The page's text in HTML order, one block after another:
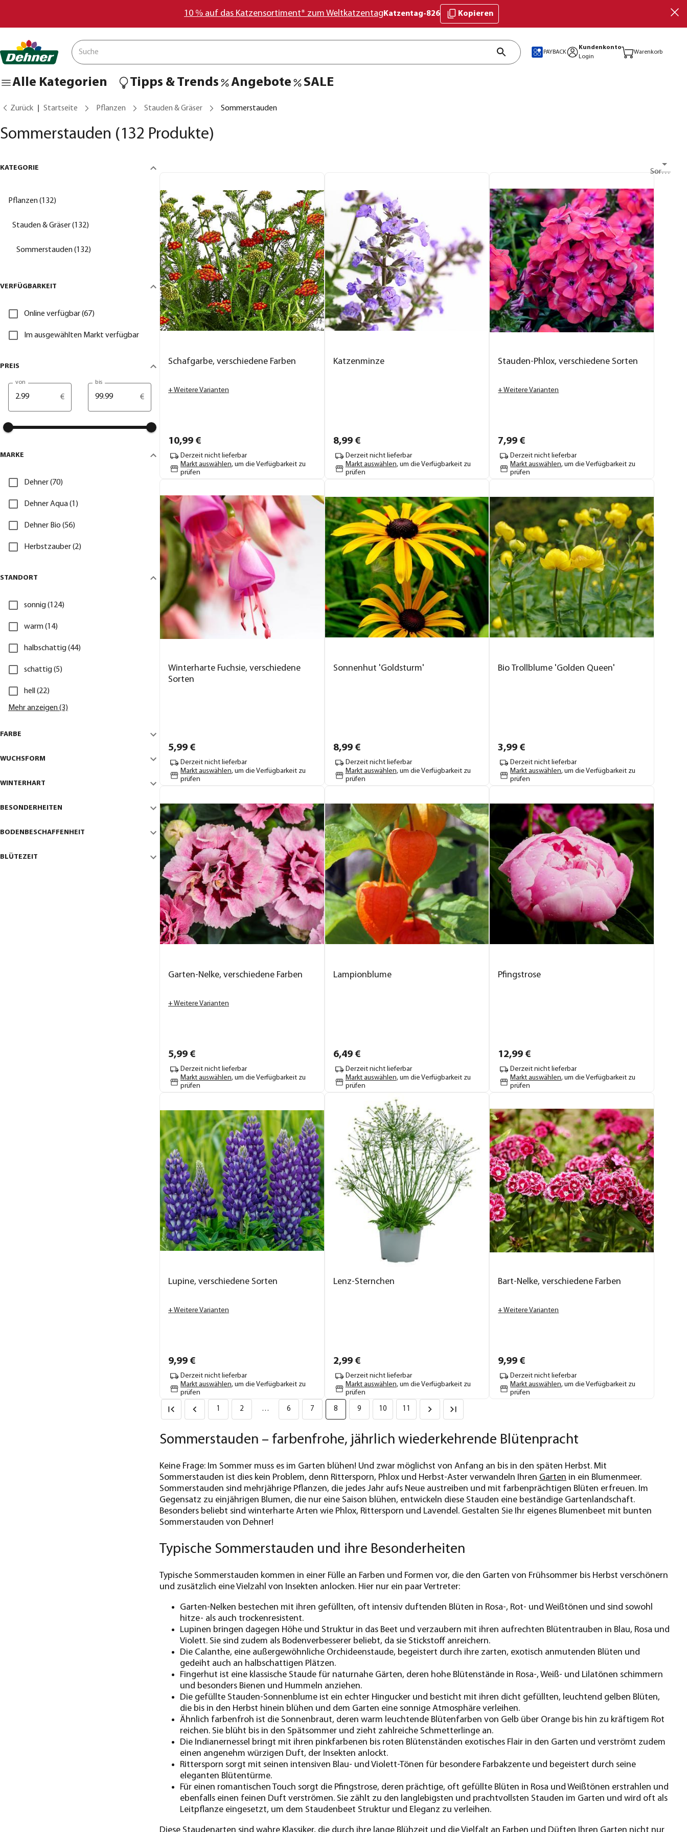
10 % auf das Katzensortiment* zum Weltkatzentag Katzentag-826 Kopieren
PAYBACK
Kundenkonto
Login
Warenkorb
Alle Kategorien Tipps & Trends Angebote SALE
Zurück Startseite Pflanzen Stauden & Gräser Sommerstauden
Sommerstauden (132 Produkte)
KATEGORIE
Pflanzen (132)
Stauden & Gräser (132)
Sommerstauden (132)
VERFÜGBARKEIT
Online verfügbar (67)
Im ausgewählten Markt verfügbar
PREIS
von
€
bis
€
MARKE
Dehner (70)
Dehner Aqua (1)
Dehner Bio (56)
Herbstzauber (2)
STANDORT
sonnig (124)
warm (14)
halbschattig (44)
schattig (5)
hell (22)
Mehr anzeigen (3)
FARBE
WUCHSFORM
WINTERHART
BESONDERHEITEN
BODENBESCHAFFENHEIT
BLÜTEZEIT
Sortieren nach
Schafgarbe, verschiedene Farben
+ Weitere Varianten
10,99 €
Derzeit nicht lieferbar
Markt auswählen, um die Verfügbarkeit zu
prüfen
Katzenminze
8,99€
Derzeit nicht lieferbar
Markt auswählen, um die Verfügbarkeit zu
prüfen
Stauden-Phlox, verschiedene Sorten
+ Weitere Varianten
7,99 €
Derzeit nicht lieferbar
Markt auswählen, um die Verfügbarkeit zu
prüfen
Winterharte Fuchsie, verschiedene
Sorten
5,99 €
Derzeit nicht lieferbar
Markt auswählen, um die Verfügbarkeit zu
prüfen
Sonnenhut 'Goldsturm'
8,99€
Derzeit nicht lieferbar
Markt auswählen, um die Verfügbarkeit zu
prüfen
Bio Trollblume 'Golden Queen'
3,99 €
Derzeit nicht lieferbar
Markt auswählen, um die Verfügbarkeit zu
prüfen
Garten-Nelke, verschiedene Farben
+ Weitere Varianten
5,99 €
Derzeit nicht lieferbar
Markt auswählen, um die Verfügbarkeit zu
prüfen
Lampionblume
6,49€
Derzeit nicht lieferbar
Markt auswählen, um die Verfügbarkeit zu
prüfen
Pfingstrose
12,99 €
Derzeit nicht lieferbar
Markt auswählen, um die Verfügbarkeit zu
prüfen
Lupine, verschiedene Sorten
+ Weitere Varianten
9,99 €
Derzeit nicht lieferbar
Markt auswählen, um die Verfügbarkeit zu
prüfen
Lenz-Sternchen
2,99€
Derzeit nicht lieferbar
Markt auswählen, um die Verfügbarkeit zu
prüfen
Bart-Nelke, verschiedene Farben
+ Weitere Varianten
9,99 €
Derzeit nicht lieferbar
Markt auswählen, um die Verfügbarkeit zu
prüfen
1 2 … 6 7 8 9 10 11
Sommerstauden – farbenfrohe, jährlich wiederkehrende Blütenpracht
Keine Frage: Im Sommer muss es im Garten blühen! Und zwar möglichst von Anfang an bis in den späten Herbst. Mit
Sommerstauden ist dies kein Problem, denn Rittersporn, Phlox und Herbst-Aster verwandeln Ihren Garten in ein Blumenmeer.
Sommerstauden sind mehrjährige Pflanzen, die jedes Jahr aufs Neue austreiben und mit farbenprächtigen Blüten erfreuen. Im
Gegensatz zu einjährigen Blumen, die nur eine Saison blühen, entwickeln diese Stauden eine beständige Gartenlandschaft.
Besonders beliebt sind winterharte Arten wie Phlox, Rittersporn und Lavendel. Gestalten Sie Ihr eigenes Blumenbeet mit bunten
Sommerstauden von Dehner!
Typische Sommerstauden und ihre Besonderheiten
Typische Sommerstauden kommen in einer Fülle an Farben und Formen vor, die den Garten von Frühsommer bis Herbst verschönern
und zusätzlich eine Vielzahl von Insekten anlocken. Hier nur ein paar Vertreter:
Garten-Nelken bestechen mit ihren gefüllten, oft intensiv duftenden Blüten in Rosa-, Rot- und Weißtönen und sind sowohl
hitze- als auch trockenresistent.
Lupinen bringen dagegen Höhe und Struktur in das Beet und verzaubern mit ihren aufrechten Blütentrauben in Blau, Rosa und
Violett. Sie sind zudem als Bodenverbesserer beliebt, da sie Stickstoff anreichern.
Die Calanthe, eine außergewöhnliche Orchideenstaude, begeistert durch ihre zarten, exotisch anmutenden Blüten und
gedeiht auch an halbschattigen Plätzen.
Fingerhut ist eine klassische Staude für naturnahe Gärten, deren hohe Blütenstände in Rosa-, Weiß- und Lilatönen schimmern
und besonders Bienen und Hummeln anziehen.
Die gefüllte Stauden-Sonnenblume ist ein echter Hingucker und besticht mit ihren dicht gefüllten, leuchtend gelben Blüten,
die bis in den Herbst hinein blühen und dem Garten eine sonnige Atmosphäre verleihen.
Ähnlich farbenfroh ist die Sonnenbraut, deren warm leuchtende Blütenfarben von Gelb über Orange bis hin zu kräftigem Rot
reichen. Sie blüht bis in den Spätsommer und zieht zahlreiche Schmetterlinge an.
Die Indianernessel bringt mit ihren pinkfarbenen bis roten Blütenständen exotisches Flair in den Garten und verströmt zudem
einen angenehm würzigen Duft, der Insekten anlockt.
Rittersporn sorgt mit seinen intensiven Blau- und Violett-Tönen für besondere Farbakzente und begeistert durch seine
eleganten Blütentürme.
Für einen romantischen Touch sorgt die Pfingstrose, deren prächtige, oft gefüllte Blüten in Rosa und Weißtönen erstrahlen und
ebenfalls einen feinen Duft verströmen. Sie zählt zu den langlebigsten und prachtvollsten Stauden im Garten und wird oft als
Leitpflanze eingesetzt, um dem Staudenbeet Struktur und Eleganz zu verleihen.